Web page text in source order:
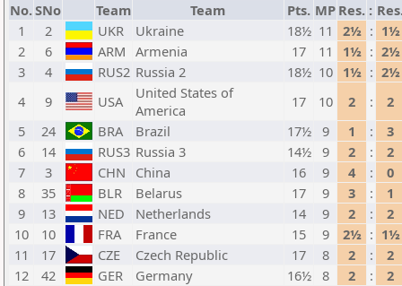
No.SNo Team Team Pts. MP Res. :
1
2 UKR Ukraine 18½ 11 2½ : 1½
2
6 ARM Armenia 17 11 1½ : 2½
3
4 RUS2 Russia 2 18½ 10 1½ : 2½
4
9 USA
United States of
America
17 10 2 :
2
5
24 BRA Brazil 17½ 9 1 :
3
6
14 RUS3 Russia 3 14½ 9 2 :
2
7
3 CHN China 16 9 4 :
0
8
35 BLR Belarus 17 9 3 :
1
9
13 NED Netherlands 14 9 2 :
2
10
10 FRA France 15 9 2½ : 1½
11
17 CZE Czech Republic 17 8 2 :
2
12
42 GER Germany 16½ 8 2 :
2